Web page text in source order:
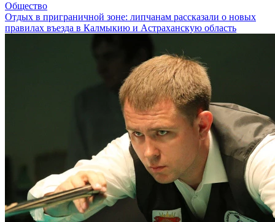
Общество
Отдых в приграничной зоне: липчанам рассказали о новых
правилах въезда в Калмыкию и Астраханскую область